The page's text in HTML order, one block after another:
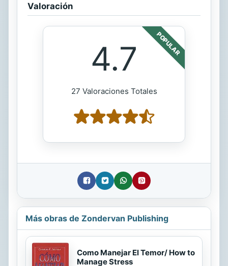
Valoración
POPULAR
4.7
27 Valoraciones Totales
Más obras de Zondervan Publishing
Como Manejar El Temor/ How to
Manage Stress